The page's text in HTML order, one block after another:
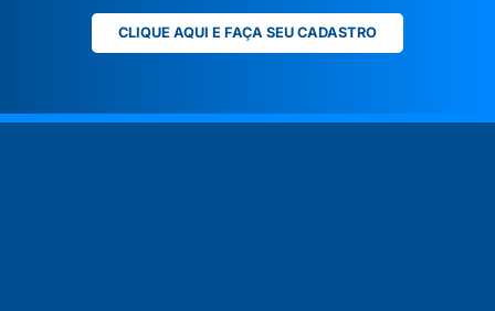
CLIQUE AQUI E FAÇA SEU CADASTRO